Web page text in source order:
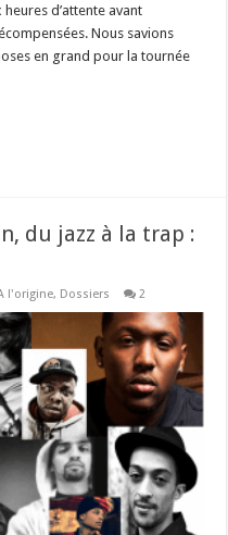
d’attente avant
Nous savions
en grand pour la tournée
du jazz à la trap :
l'origine, Dossiers 2